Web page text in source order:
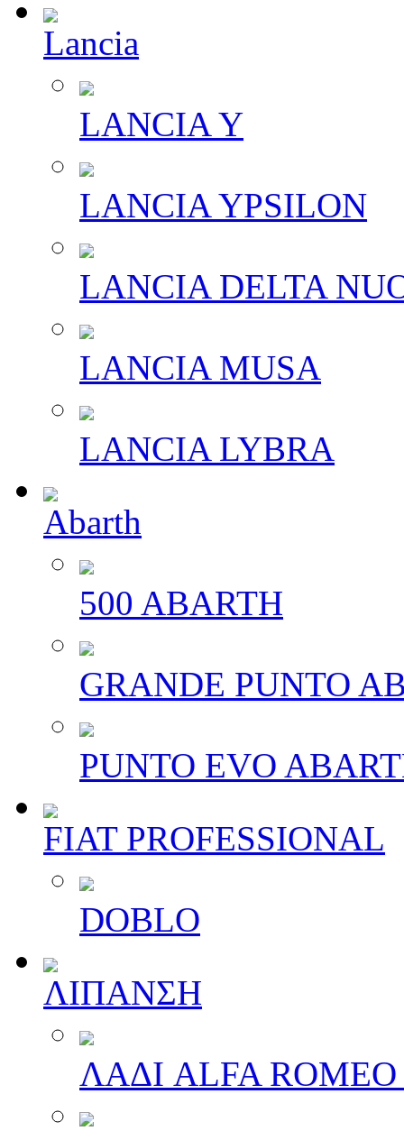
Lancia
LANCIA Y
LANCIA YPSILON
LANCIA DELTA
LANCIA MUSA
LANCIA LYBRA
Abarth
500 ABARTH
GRANDE PUNTO
PUNTO EVO
FIAT PROFESSIONAL
DOBLO
ΛΙΠΑΝΣΗ
ΛΑΔΙ ALFA